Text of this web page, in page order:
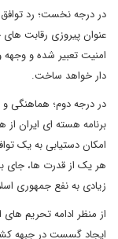
در درجه نخست؛ رد
عنوان پیروزی رقابت
امنیت تعبیر شده و
دار خواهد ساخت.
در درجه دوم؛ هماهنگی و
برنامه هسته ای ایران
امکان دستیابی به یک
هر یک از قدرت ها، جای
زیادی به نفع جمهوری
از منظر ادامه تحریم
ایجاد گسست در جبهه